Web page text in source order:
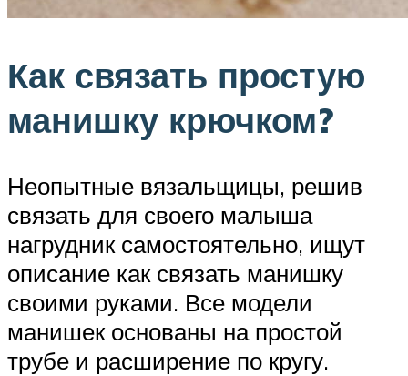
Как связать простую
манишку крючком?
Неопытные вязальщицы, решив
связать для своего малыша
нагрудник самостоятельно, ищут
описание как связать манишку
своими руками. Все модели
манишек основаны на простой
трубе и расширение по кругу.